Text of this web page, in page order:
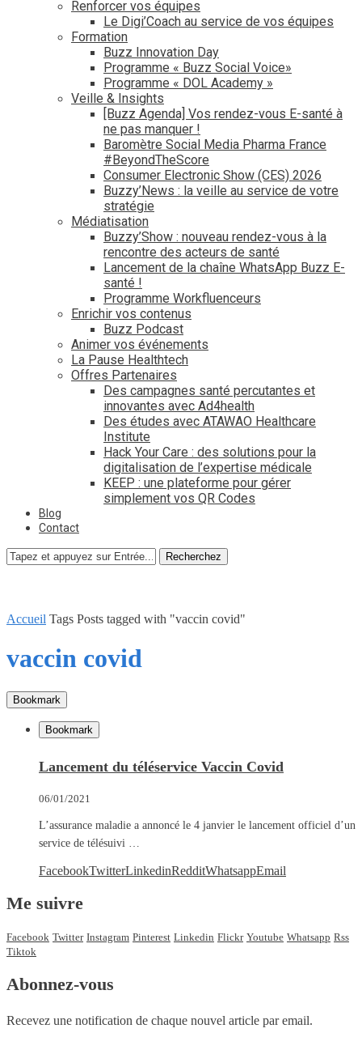
Renforcer vos équipes
Le Digi’Coach au service de vos équipes
Formation
Buzz Innovation Day
Programme « Buzz Social Voice»
Programme « DOL Academy »
Veille & Insights
[Buzz Agenda] Vos rendez-vous E-santé à
ne pas manquer !
Baromètre Social Media Pharma France
#BeyondTheScore
Consumer Electronic Show (CES) 2026
Buzzy’News : la veille au service de votre
stratégie
Médiatisation
Buzzy’Show : nouveau rendez-vous à la
rencontre des acteurs de santé
Lancement de la chaîne WhatsApp Buzz E-
santé !
Programme Workfluenceurs
Enrichir vos contenus
Buzz Podcast
Animer vos événements
La Pause Healthtech
Offres Partenaires
Des campagnes santé percutantes et
innovantes avec Ad4health
Des études avec ATAWAO Healthcare
Institute
Hack Your Care : des solutions pour la
digitalisation de l’expertise médicale
KEEP : une plateforme pour gérer
simplement vos QR Codes
Blog
Contact
Recherchez
Accueil Tags Posts tagged with "vaccin covid"
vaccin covid
Bookmark
Bookmark
Lancement du téléservice Vaccin Covid
06/01/2021
L’assurance maladie a annoncé le 4 janvier le lancement officiel d’un
service de télésuivi …
FacebookTwitterLinkedinRedditWhatsappEmail
Me suivre
Facebook Twitter Instagram Pinterest Linkedin Flickr Youtube Whatsapp Rss
Tiktok
Abonnez-vous
Recevez une notification de chaque nouvel article par email.